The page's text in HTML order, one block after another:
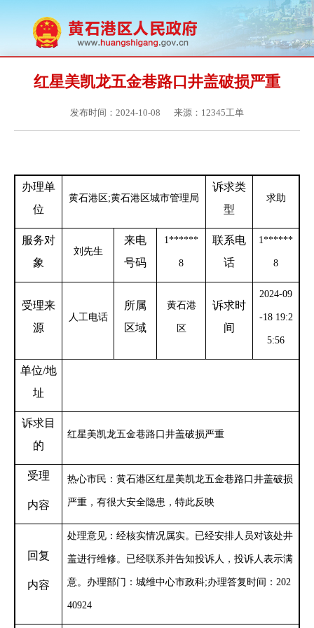
红星美凯龙五金巷路口井盖破损严重
发布时间：2024-10-08 来源：12345工单
办理单
位
黄石港区 ;黄石港区城市管理局
诉求类
型
求助
服务对
象
刘先生
来电
号码
1******
8
联系电
话
1******
8
受理来
源
人工电话
所属
区域
黄石港
区
诉求时
间
2024-09
-18 19:2
5:56
单位/地
址
诉求目
的
红星美凯龙五金巷路口井盖破损严重
受理
内容
热心市民：黄石港区红星美凯龙五金巷路口井盖破损
严重，有很大安全隐患，特此反映
回复
内容
处理意见：经核实情况属实。已经安排人员对该处井
盖进行维修。已经联系并告知投诉人，投诉人表示满
意。 办理部门：城维中心市政科;办理答复时间：202
40924